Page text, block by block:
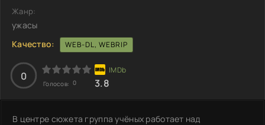
Жанр:
ужасы
Качество:
WEB-DL, WEBRIP
0
Голосов: 0 3.8
В центре сюжета группа учёных работает над